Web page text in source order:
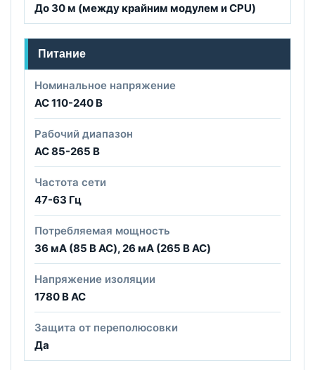
До 30 м (между крайним модулем и CPU)
Питание
Номинальное напряжение
AC 110-240 В
Рабочий диапазон
AC 85-265 В
Частота сети
47-63 Гц
Потребляемая мощность
36 мА (85 В AC), 26 мА (265 В AC)
Напряжение изоляции
1780 В AC
Защита от переполюсовки
Да